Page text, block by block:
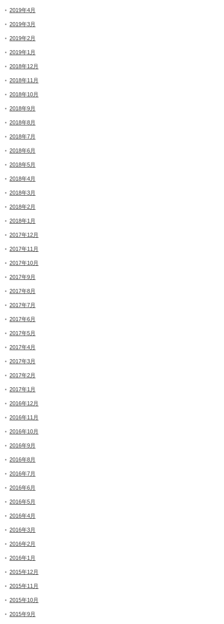
2019年4月
2019年3月
2019年2月
2019年1月
2018年12月
2018年11月
2018年10月
2018年9月
2018年8月
2018年7月
2018年6月
2018年5月
2018年4月
2018年3月
2018年2月
2018年1月
2017年12月
2017年11月
2017年10月
2017年9月
2017年8月
2017年7月
2017年6月
2017年5月
2017年4月
2017年3月
2017年2月
2017年1月
2016年12月
2016年11月
2016年10月
2016年9月
2016年8月
2016年7月
2016年6月
2016年5月
2016年4月
2016年3月
2016年2月
2016年1月
2015年12月
2015年11月
2015年10月
2015年9月